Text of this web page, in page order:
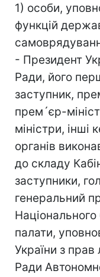
1) особи,
функцій
- Президент
Ради, його
заступник,
прем´єр-
міністри, інші
органів
до складу
заступники,
генеральний
Національного
палати,
України з
Ради